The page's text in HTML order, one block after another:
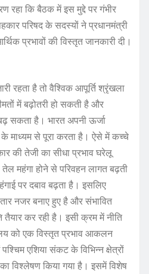
रहा कि बैठक में इस मुद्दे पर गंभीर
परिषद के सदस्यों ने प्रधानमंत्री
प्रभावों की विस्तृत जानकारी दी।
रहता है तो वैश्विक आपूर्ति श्रृंखला
में बढ़ोतरी हो सकती है और
बढ़ सकता है। भारत अपनी ऊर्जा
माध्यम से पूरा करता है। ऐसे में कच्चे
की तेजी का सीधा प्रभाव घरेलू
महंगा होने से परिवहन लागत बढ़ती
पर दबाव बढ़ता है। इसलिए
नजर बनाए हुए है और संभावित
तैयार कर रही है। इसी क्रम में नीति
को एक विस्तृत प्रभाव आकलन
पश्चिम एशिया संकट के विभिन्न क्षेत्रों
विश्लेषण किया गया है। इसमें विशेष